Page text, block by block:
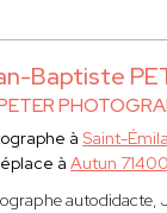
Baptiste
àSaint-
àAutun 71400
autodidacte,